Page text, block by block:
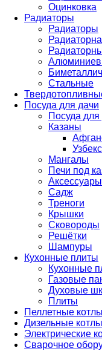
Оцинковка
Радиаторы
Радиаторы
Стальные
Посуда для дачи
Посуда для
Казаны
Мангалы
Печи под
Аксессуары
Садж
Треноги
Крышки
Сковороды
Решётки
Шампуры
Кухонные плиты
Кухонные
Газовые
Духовые
Плиты
Пеллетные котлы
Дизельные котлы
Электрические
Сварочное